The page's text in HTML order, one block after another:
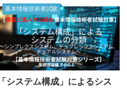
基本情報技術者試験
「システム構成」によるシス